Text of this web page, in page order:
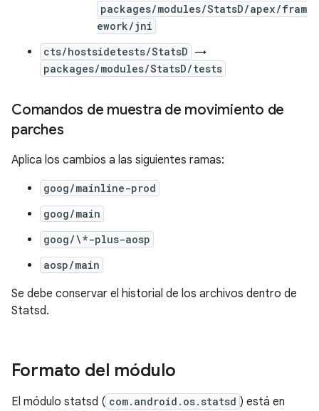
packages/modules/StatsD/apex/fram
ework/jni
cts/hostsidetests/StatsD →
packages/modules/StatsD/tests
Comandos de muestra de movimiento de
parches
Aplica los cambios a las siguientes ramas:
goog/mainline-prod
goog/main
goog/\*-plus-aosp
aosp/main
Se debe conservar el historial de los archivos dentro de
Statsd.
Formato del módulo
El módulo statsd ( com.android.os.statsd ) está en